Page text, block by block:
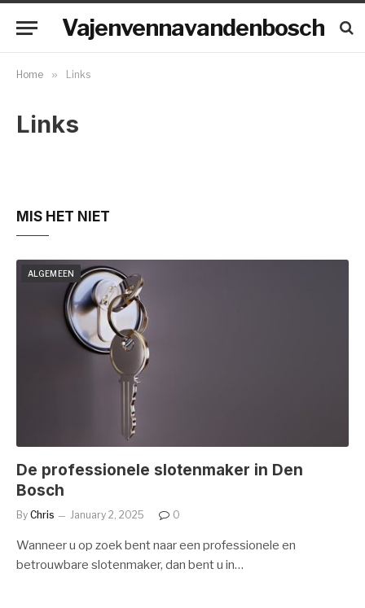
Vajenvennavandenbosch
Home » Links
Links
MIS HET NIET
ALGEMEEN
De professionele slotenmaker in Den
Bosch
By Chris January 2, 2025 0
Wanneer u op zoek bent naar een professionele en
betrouwbare slotenmaker, dan bent u in…